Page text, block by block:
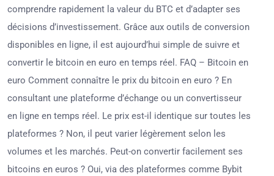
comprendre rapidement la valeur du BTC et d’adapter ses
décisions d’investissement. Grâce aux outils de conversion
disponibles en ligne, il est aujourd’hui simple de suivre et
convertir le bitcoin en euro en temps réel. FAQ – Bitcoin en
euro Comment connaître le prix du bitcoin en euro ? En
consultant une plateforme d’échange ou un convertisseur
en ligne en temps réel. Le prix est-il identique sur toutes les
plateformes ? Non, il peut varier légèrement selon les
volumes et les marchés. Peut-on convertir facilement ses
bitcoins en euros ? Oui, via des plateformes comme Bybit